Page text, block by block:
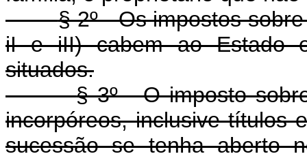
§ 2º - Os impostos
iI e iII) cabem ao Estado
situados.
§ 3º - O imposto
incorpóreos, inclusive títulos
sucessão se tenha aberto